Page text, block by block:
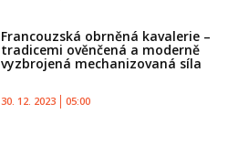
Francouzská obrněná kavalerie –
tradicemi ověnčená a moderně
vyzbrojená mechanizovaná síla
30. 12. 2023 05:00